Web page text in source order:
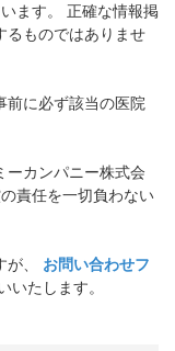
ます。 正確な情報掲
るものではありませ
前に必ず該当の医院
ーカンパニー株式会
責任を一切負わない
、
お問い合わせフ
いたします。